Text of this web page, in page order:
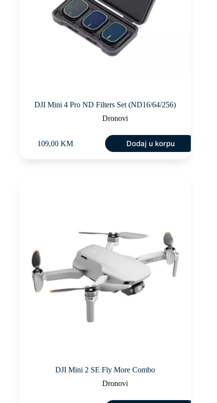
DJI Mini 4 Pro ND Filters Set (ND16/64/256)
Dronovi
109,00 KM Dodaj u korpu
DJI Mini 2 SE Fly More Combo
Dronovi